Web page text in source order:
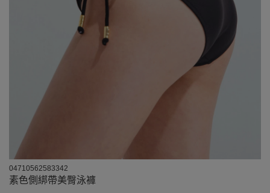
04710562583342
素色側綁帶美臀泳褲